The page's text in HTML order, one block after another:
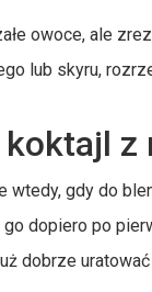
owoce, ale
lub skyru,
z
gdy do
dopiero po
dobrze